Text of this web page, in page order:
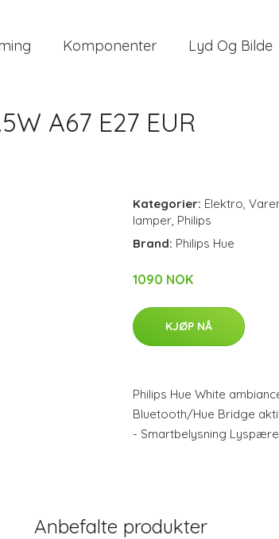
Komponenter Lyd Og Bilde
A67 E27 EUR
Kategorier: Elektro,
lamper, Philips
Brand: Philips Hue
1090 NOK
KJØP NÅ
Philips Hue White
Bluetooth/Hue Bridge
- Smartbelysning
Anbefalte produkter